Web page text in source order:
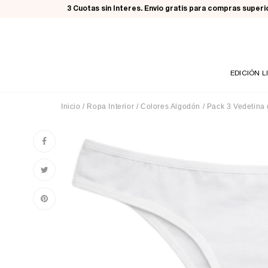
3 Cuotas sin Interes. Envio gratis para compras
EDICIÓN
Inicio / Ropa Interior / Colores Algodón / Pack 3